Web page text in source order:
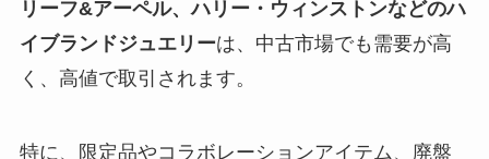
リーフ&アーペル、ハリー・ウィンストンなどのハ
イブランドジュエリーは、中古市場でも需要が高
く、高値で取引されます。
特に、限定品やコラボレーションアイテム、廃盤